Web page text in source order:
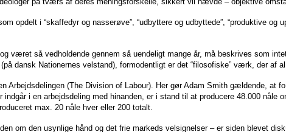
opdelt i “skaffedyr og nasserøve”, “udbyttere og udbyttede”, “produktive
været så vedholdende gennem så uendeligt mange år, må beskrives som
dansk Nationernes velstand), formodentligt er det “filosofiske” værk, der af
Arbejdsdelingen (The Division of Labour). Her gør Adam Smith gældende, at
i en arbejdsdeling med hinanden, er i stand til at producere 48.000
max. 20 nåle hver eller 200 totalt.
om den usynlige hånd og det frie markeds velsignelser – er siden blevet